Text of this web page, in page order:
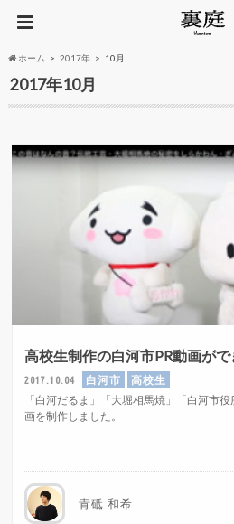
ホーム 2017年 10月
2017年10月
高校生制作の白河市PR動画がで
2017.10.04 白河市
高校生
「白河だるま」「大堀相馬焼」「白河市
画を制作しました。
青砥 和希